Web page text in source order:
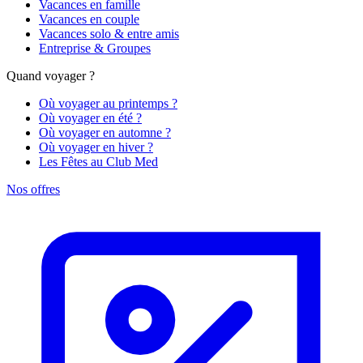
Vacances en famille
Vacances en couple
Vacances solo & entre amis
Entreprise & Groupes
Quand voyager ?
Où voyager au printemps ?
Où voyager en été ?
Où voyager en automne ?
Où voyager en hiver ?
Les Fêtes au Club Med
Nos offres